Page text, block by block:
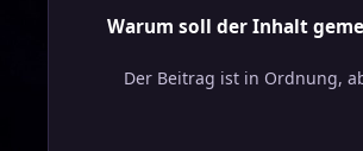
Warum soll der Inhalt